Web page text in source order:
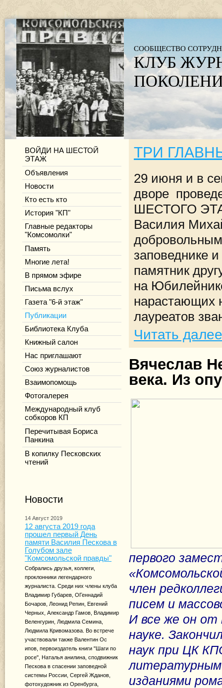
СООБЩЕСТВО
КЛУБ
ВОЙДИ НА ШЕСТОЙ
ЭТАЖ
Объявления
Новости
Кто есть кто
История "КП"
Главные редакторы
"Комсомолки"
Память
Многие лета!
В прямом эфире
Письма вслух
Газета "6-й этаж"
Публикации
Библиотека Клуба
Книжный салон
Нас приглашают
Союз журналистов
Взаимопомощь
Фотогалерея
Международный клуб
собкоров КП
Перечитывая Бориса
Панкина
В копилку Песковских
чтений
Новости
14 Август 2019
12 августа 2019 года
прошел первый День
памяти Василия Пескова в
Голубом зале
"Комсомольской правды"
Собрались друзья, коллеги,
проклонники легендарного
журналиста. Среди них члены клуба
Владимир Губарев, ОГеннадий
Бочаров, Леонид Репин, Евгений
Черных, Александр Гамов, Владимир
Веленгурин, Людмила Семина,
Людмила Кривомазова. Во встрече
участвовали также Валентин Ос
ипов, первоиздатель книги "Шаги по
росе", Наталья анилина, сподвижник
Пескова в спасении заповедной
системы России, Сергей Жданов,
фотохудожник из Оренбурга,
ТРИ
29 июня и в
дворе
ШЕСТОГО
Василия
заповеднике
памятник
на
нарастающих
лауреатов
Читать далее
Вячеслав
века. Из
первого
член
писем и
И все же он от
науке.
наук при ЦК
литературным
изданиями